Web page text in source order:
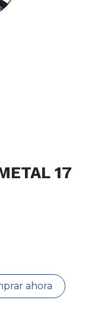
17
ahora